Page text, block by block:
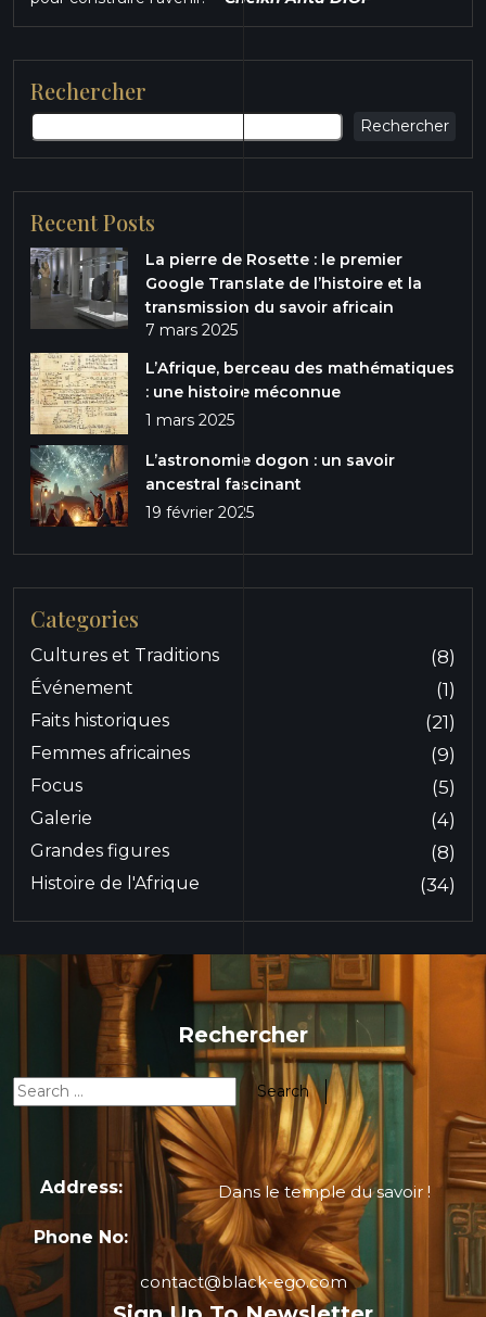
Rechercher
Rechercher
Recent Posts
La pierre de Rosette : le premier
Google Translate de l’histoire et la
transmission du savoir africain
7 mars 2025
L’Afrique, berceau des mathématiques
: une histoire méconnue
1 mars 2025
L’astronomie dogon : un savoir
ancestral fascinant
19 février 2025
Categories
Cultures et Traditions (8)
Événement (1)
Faits historiques (21)
Femmes africaines (9)
Focus (5)
Galerie (4)
Grandes figures (8)
Histoire de l'Afrique (34)
Rechercher
Address: Dans le temple du savoir !
Phone No:
contact@black-ego.com